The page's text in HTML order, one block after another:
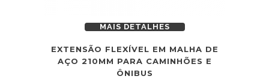
MAIS DETALHES
EXTENSÃO FLEXÍVEL EM MALHA DE
AÇO 210MM PARA CAMINHÕES E
ÔNIBUS